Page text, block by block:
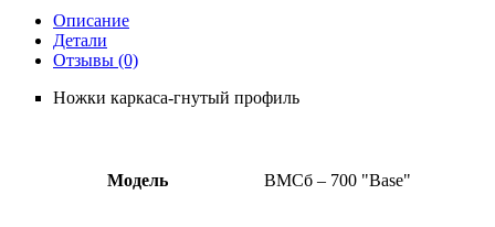
Описание
Детали
Отзывы (0)
Ножки каркаса-гнутый профиль
Модель ВМСб – 700 "Base"